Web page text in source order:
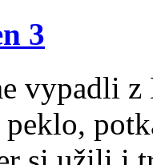
3
vypadli
peklo,